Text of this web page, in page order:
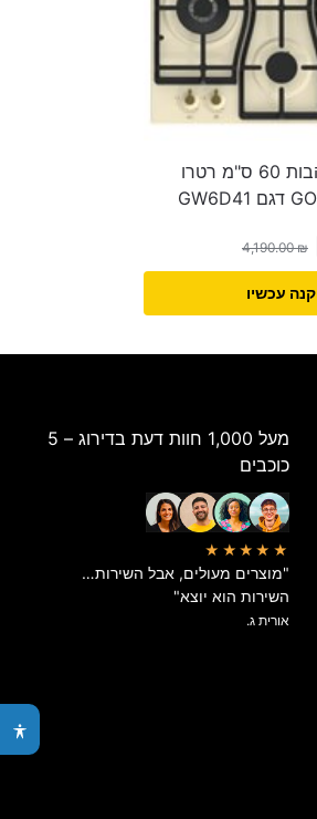
כיריים גז 4 להבות 60 ס"מ רטרו
4,190.00₪
קנה עכשיו
מעל 1,000 חוות דעת בדירוג – 5
כוכבים
★★★★★
"מוצרים מעולים, אבל השירות…
השירות הוא יוצא"
אורית ג.